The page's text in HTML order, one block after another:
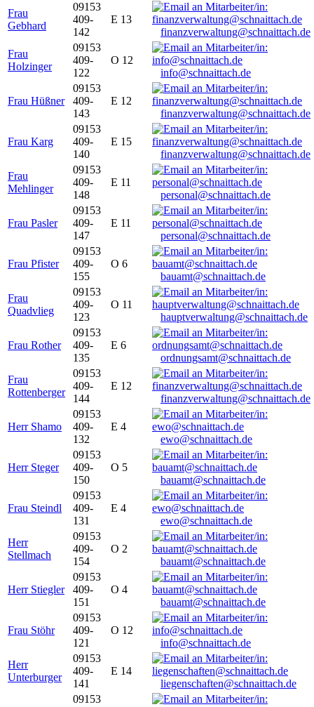
Frau
Gebhard
09153
409-
142
E 13
finanzverwaltung@schnaittach.de
Frau
Holzinger
09153
409-
122
O 12
info@schnaittach.de
Frau Hüßner
09153
409-
143
E 12
finanzverwaltung@schnaittach.de
Frau Karg
09153
409-
140
E 15
finanzverwaltung@schnaittach.de
Frau
Mehlinger
09153
409-
148
E 11
personal@schnaittach.de
Frau Pasler
09153
409-
147
E 11
personal@schnaittach.de
Frau Pfister
09153
409-
155
O 6
bauamt@schnaittach.de
Frau
Quadvlieg
09153
409-
123
O 11
hauptverwaltung@schnaittach.de
Frau Rother
09153
409-
135
E 6
ordnungsamt@schnaittach.de
Frau
Rottenberger
09153
409-
144
E 12
finanzverwaltung@schnaittach.de
Herr Shamo
09153
409-
132
E 4
ewo@schnaittach.de
Herr Steger
09153
409-
150
O 5
bauamt@schnaittach.de
Frau Steindl
09153
409-
131
E 4
ewo@schnaittach.de
Herr
Stellmach
09153
409-
154
O 2
bauamt@schnaittach.de
Herr Stiegler
09153
409-
151
O 4
bauamt@schnaittach.de
Frau Stöhr
09153
409-
121
O 12
info@schnaittach.de
Herr
Unterburger
09153
409-
141
E 14
liegenschaften@schnaittach.de
09153